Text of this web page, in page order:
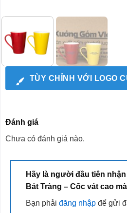
TÙY CHỈNH VỚI LOGO
Đánh giá
Chưa có đánh giá nào.
Hãy là người đầu tiên
Bát Tràng – Cốc vát cao
Bạn phải đăng nhậpđể gửi